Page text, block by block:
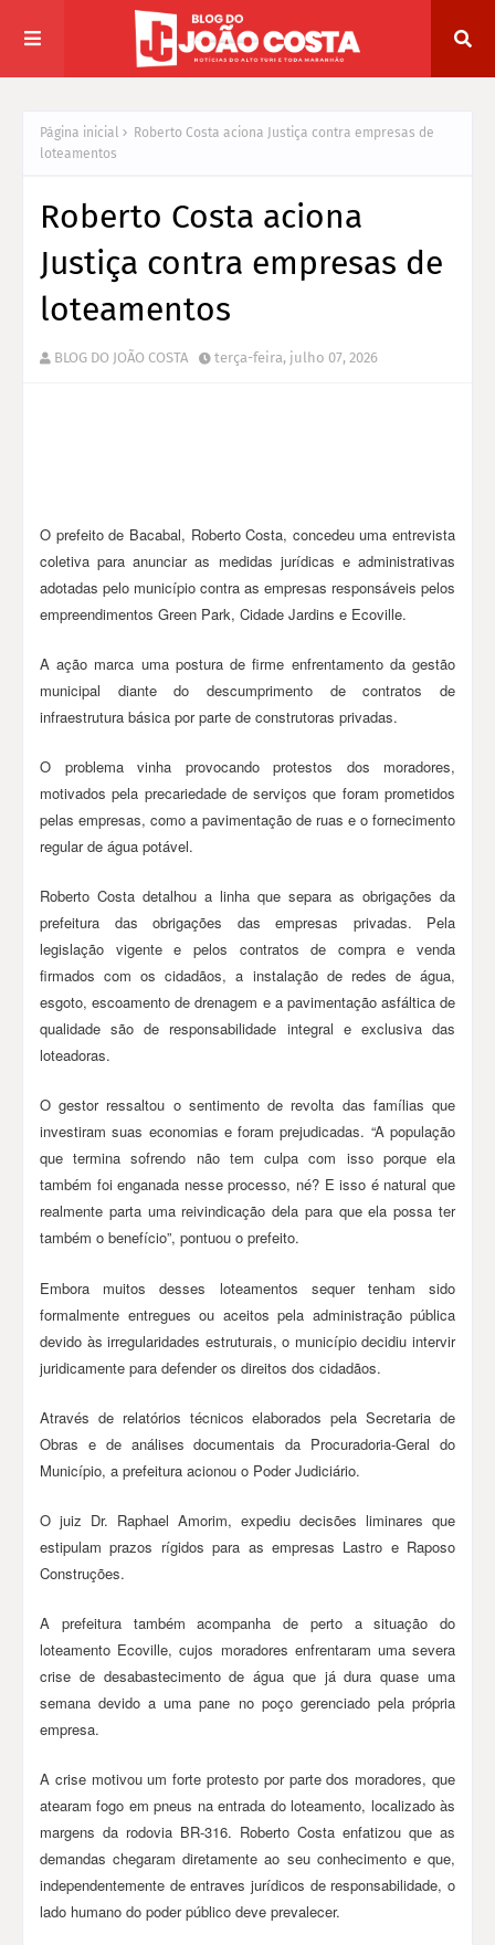
Página inicial
Roberto Costa aciona Justiça contra empresas de
loteamentos
Roberto Costa aciona
Justiça contra empresas de
loteamentos
BLOG DO JOÃO COSTA terça-feira, julho 07, 2026
O prefeito de Bacabal, Roberto Costa, concedeu uma entrevista
coletiva para anunciar as medidas jurídicas e administrativas
adotadas pelo município contra as empresas responsáveis pelos
empreendimentos Green Park, Cidade Jardins e Ecoville.
A ação marca uma postura de firme enfrentamento da gestão
municipal diante do descumprimento de contratos de
infraestrutura básica por parte de construtoras privadas.
O problema vinha provocando protestos dos moradores,
motivados pela precariedade de serviços que foram prometidos
pelas empresas, como a pavimentação de ruas e o fornecimento
regular de água potável.
Roberto Costa detalhou a linha que separa as obrigações da
prefeitura das obrigações das empresas privadas. Pela
legislação vigente e pelos contratos de compra e venda
firmados com os cidadãos, a instalação de redes de água,
esgoto, escoamento de drenagem e a pavimentação asfáltica de
qualidade são de responsabilidade integral e exclusiva das
loteadoras.
O gestor ressaltou o sentimento de revolta das famílias que
investiram suas economias e foram prejudicadas. “A população
que termina sofrendo não tem culpa com isso porque ela
também foi enganada nesse processo, né? E isso é natural que
realmente parta uma reivindicação dela para que ela possa ter
também o benefício”, pontuou o prefeito.
Embora muitos desses loteamentos sequer tenham sido
formalmente entregues ou aceitos pela administração pública
devido às irregularidades estruturais, o município decidiu intervir
juridicamente para defender os direitos dos cidadãos.
Através de relatórios técnicos elaborados pela Secretaria de
Obras e de análises documentais da Procuradoria-Geral do
Município, a prefeitura acionou o Poder Judiciário.
O juiz Dr. Raphael Amorim, expediu decisões liminares que
estipulam prazos rígidos para as empresas Lastro e Raposo
Construções.
A prefeitura também acompanha de perto a situação do
loteamento Ecoville, cujos moradores enfrentaram uma severa
crise de desabastecimento de água que já dura quase uma
semana devido a uma pane no poço gerenciado pela própria
empresa.
A crise motivou um forte protesto por parte dos moradores, que
atearam fogo em pneus na entrada do loteamento, localizado às
margens da rodovia BR-316. Roberto Costa enfatizou que as
demandas chegaram diretamente ao seu conhecimento e que,
independentemente de entraves jurídicos de responsabilidade, o
lado humano do poder público deve prevalecer.